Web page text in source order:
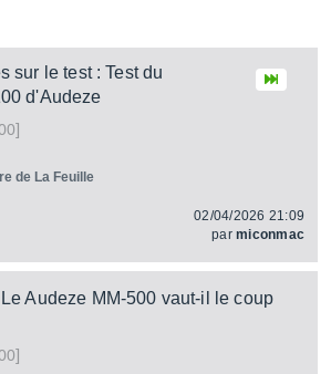
sur le test : Test du
d'Audeze
]
de La Feuille
02/04/2026 21:09
parmiconmac
Le Audeze MM-500 vaut-il le coup
]